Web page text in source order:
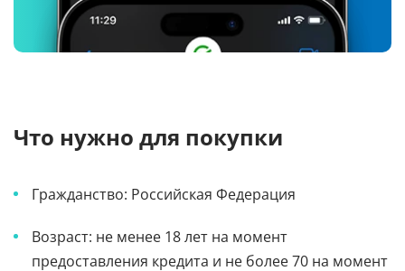
Что нужно для покупки
Гражданство: Российская Федерация
Возраст: не менее 18 лет на момент
предоставления кредита и не более 70 на момент